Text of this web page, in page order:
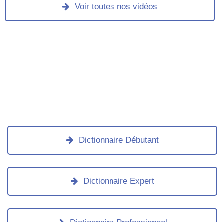
Voir toutes nos vidéos
Dictionnaire Débutant
Dictionnaire Expert